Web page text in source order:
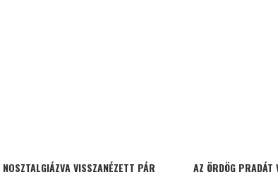
VISSZANÉZETT PÁR AZ ÖRDÖG